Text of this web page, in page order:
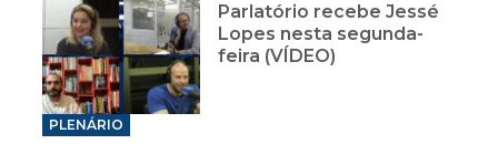
Parlatório recebe Jessé
Lopes nesta segunda-
feira (VÍDEO)
PLENÁRIO